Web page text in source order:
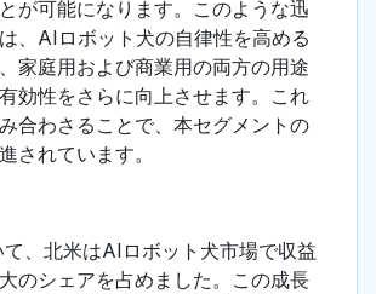
が可能になります。このような迅
、AIロボット犬の自律性を高める
家庭用および商業用の両方の用途
効性をさらに向上させます。これ
合わさることで、本セグメントの
されています。
、北米はAIロボット犬市場で収益
のシェアを占めました。この成長